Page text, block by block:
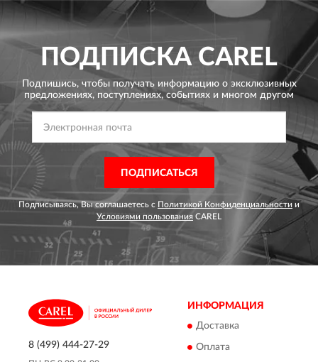
ПОДПИСКА CAREL
Подпишись, чтобы получать информацию о эксклюзивных
предложениях, поступлениях, событиях и многом другом
ПОДПИСАТЬСЯ
Подписываясь, Вы соглашаетесь с Политикой Конфиденциальности и
Условиями пользования CAREL
8 (499) 444-27-29
ИНФОРМАЦИЯ
Доставка
Оплата